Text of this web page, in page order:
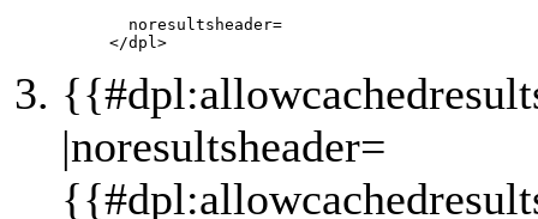
       noresultsheader=
|noresultsheader=